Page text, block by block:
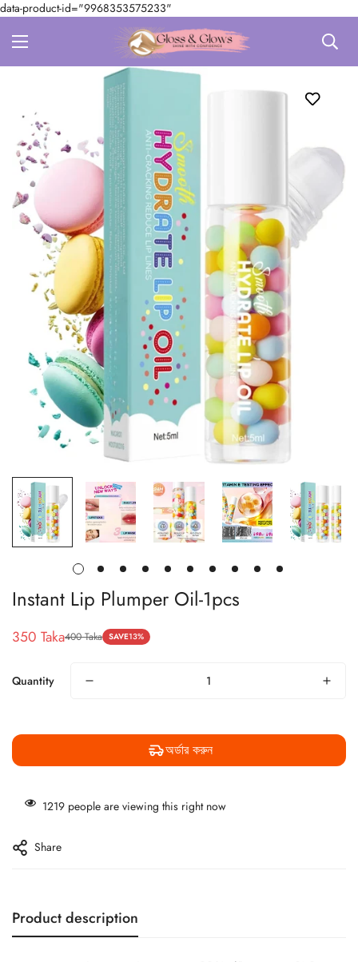
data-product-id="9968353575233"
Instant Lip Plumper Oil-1pcs
Sale
350 Taka
Regular
400 Taka SAVE13%
Quantity
অর্ডার করুন
1219 people are viewing this right now
Share
Product description